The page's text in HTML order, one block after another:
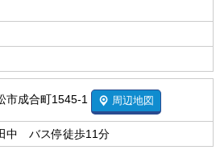
市成合町1545-1 周辺地図
中 バス停徒歩11分